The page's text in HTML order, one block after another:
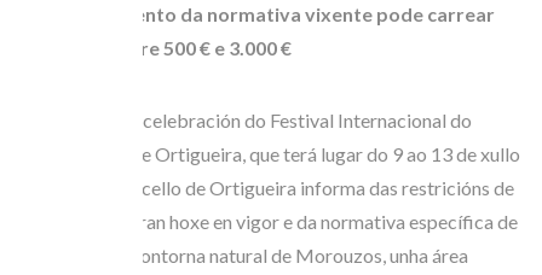
O incumprimento da normativa vixente pode carrear
multas de entre 500 € e 3.000 €
Con motivo da celebración do Festival Internacional do
Mundo Celta de Ortigueira, que terá lugar do 9 ao 13 de xullo
de 2025, o Concello de Ortigueira informa das restricións de
tráfico que entran hoxe en vigor e da normativa específica de
acampada na contorna natural de Morouzos, unha área